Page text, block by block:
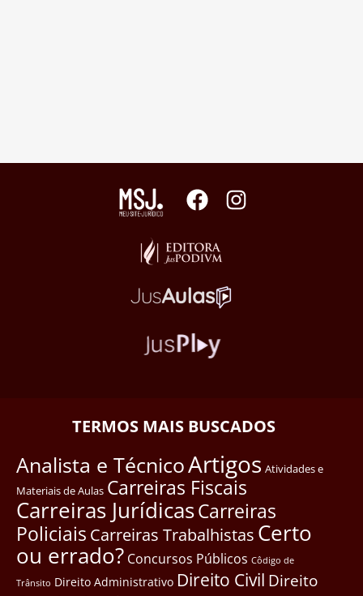
TERMOS MAIS BUSCADOS
Analista e TécnicoArtigos Atividades e
Materiais de Aulas Carreiras Fiscais
Carreiras JurídicasCarreiras
Policiais Carreiras Trabalhistas Certo
ou errado? Concursos Públicos Côdigo de
Trânsito Direito Administrativo Direito Civil Direito